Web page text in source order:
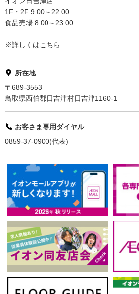
1F・2F 9:00～22:00
食品売場 8:00～23:00
※詳しくはこちら
所在地
〒689-3553
鳥取県西伯郡日吉津村日吉津1160-1
お客さま専用ダイヤル
0859-37-0900(代表)